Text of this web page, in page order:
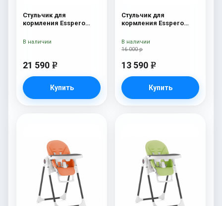
Стульчик для
кормления Esspero
21 590 e
Купить
В наличии
Стульчик для
кормления Esspero
16 000 р
13 590 e
Купить
В наличии